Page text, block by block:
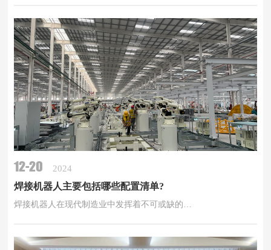
12-20 2024
焊接机器人主要包括哪些配置清单?
焊接机器人在现代制造业中发挥着不可或缺的…